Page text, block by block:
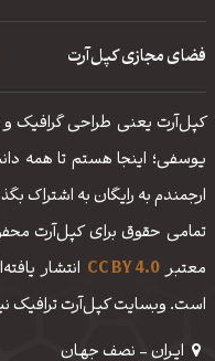
فضای مجازی کپل‌آرت
کپل‌آرت یعنی طراحی گرافیک
یوسفی؛ اینجا هستم تا همه
ارجمندم به رایگان به اشتراک
تمامی حقوق برای کپل‌آرت
معتبرCC BY 4.0 انتشار
است. وبسایت کپل‌آرت ترافیک
ایـران - نصف جهـان